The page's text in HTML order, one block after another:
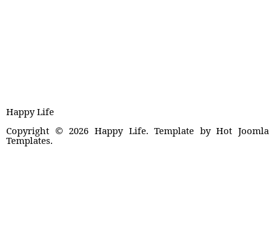
Happy Life
Copyright © 2026 Happy Life. Template by Hot Joomla
Templates.